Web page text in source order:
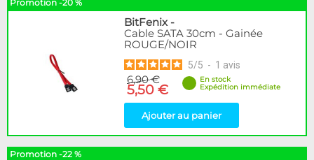
Promotion -20 %
BitFenix-
Cable SATA 30cm - Gainée
ROUGE/NOIR
5/5 - 1 avis
6,90 €
5,50 €
En stock
Expédition immédiate
Ajouter au panier
Promotion -22 %